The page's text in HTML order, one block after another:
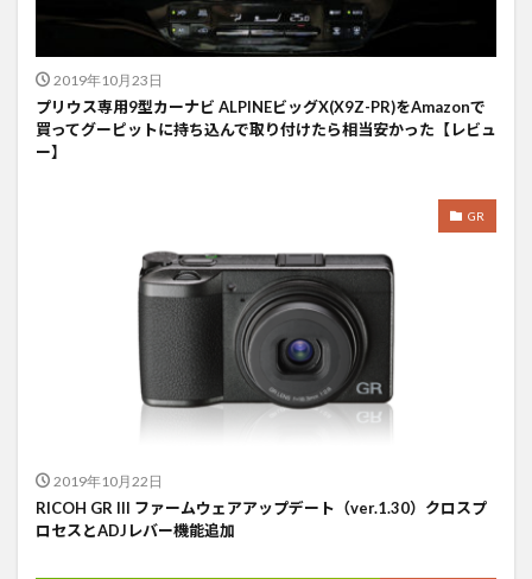
2019年10月23日
プリウス専用9型カーナビ ALPINEビッグX(X9Z-PR)をAmazonで
買ってグーピットに持ち込んで取り付けたら相当安かった【レビュ
ー】
GR
2019年10月22日
RICOH GR III ファームウェアアップデート（ver.1.30）クロスプ
ロセスとADJレバー機能追加